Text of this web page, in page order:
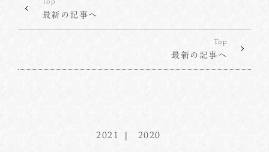
最新の記事へ
Top
最新の記事へ
2021 2020